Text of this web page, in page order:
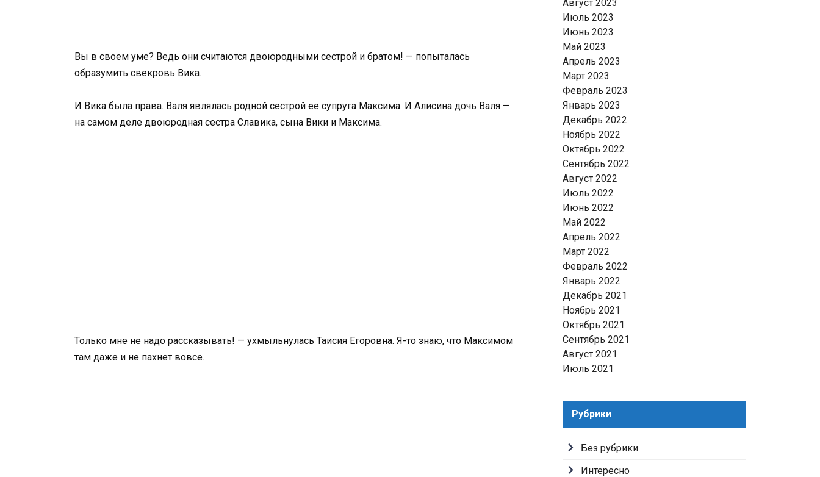
Вы в своем уме? Ведь они считаются двоюродными сестрой и братом! — попыталась
образумить свекровь Вика.
И Вика была права. Валя являлась родной сестрой ее супруга Максима. И Алисина дочь Валя —
на самом деле двоюродная сестра Славика, сына Вики и Максима.
Только мне не надо рассказывать! — ухмыльнулась Таисия Егоровна. Я-то знаю, что Максимом
там даже и не пахнет вовсе.
Август 2023
Июль 2023
Июнь 2023
Май 2023
Апрель 2023
Март 2023
Февраль 2023
Январь 2023
Декабрь 2022
Ноябрь 2022
Октябрь 2022
Сентябрь 2022
Август 2022
Июль 2022
Июнь 2022
Май 2022
Апрель 2022
Март 2022
Февраль 2022
Январь 2022
Декабрь 2021
Ноябрь 2021
Октябрь 2021
Сентябрь 2021
Август 2021
Июль 2021
Рубрики
Без рубрики
Интересно